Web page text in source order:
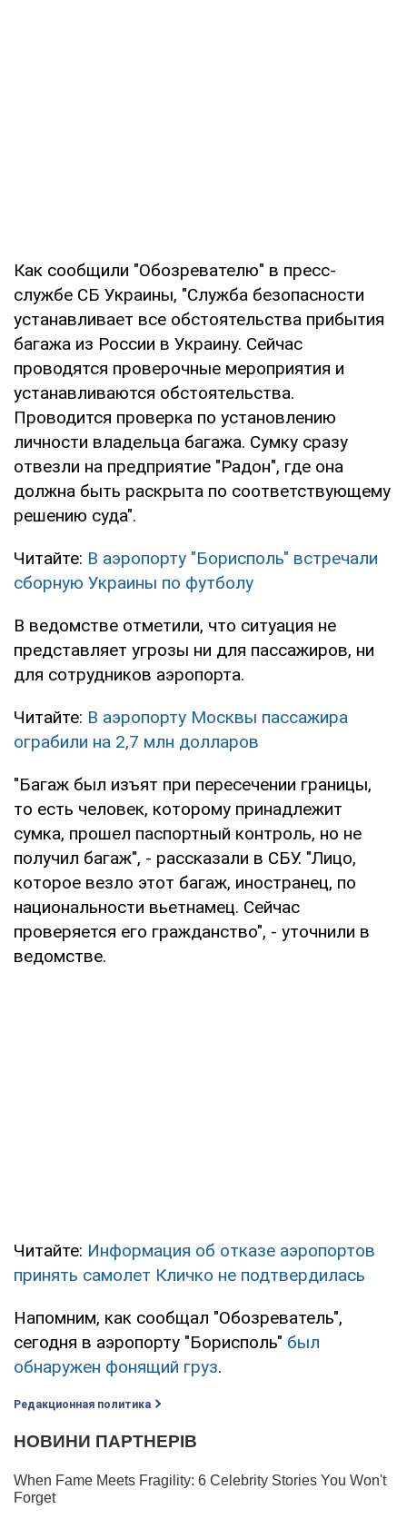
Как сообщили "Обозревателю" в пресс-
службе СБ Украины, "Служба безопасности
устанавливает все обстоятельства прибытия
багажа из России в Украину. Сейчас
проводятся проверочные мероприятия и
устанавливаются обстоятельства.
Проводится проверка по установлению
личности владельца багажа. Сумку сразу
отвезли на предприятие "Радон", где она
должна быть раскрыта по соответствующему
решению суда".
Читайте: В аэропорту "Борисполь" встречали
сборную Украины по футболу
В ведомстве отметили, что ситуация не
представляет угрозы ни для пассажиров, ни
для сотрудников аэропорта.
Читайте: В аэропорту Москвы пассажира
ограбили на 2,7 млн долларов
"Багаж был изъят при пересечении границы,
то есть человек, которому принадлежит
сумка, прошел паспортный контроль, но не
получил багаж", - рассказали в СБУ. "Лицо,
которое везло этот багаж, иностранец, по
национальности вьетнамец. Сейчас
проверяется его гражданство", - уточнили в
ведомстве.
Читайте: Информация об отказе аэропортов
принять самолет Кличко не подтвердилась
Напомним, как сообщал "Обозреватель",
сегодня в аэропорту "Борисполь" был
обнаружен фонящий груз.
Редакционная политика